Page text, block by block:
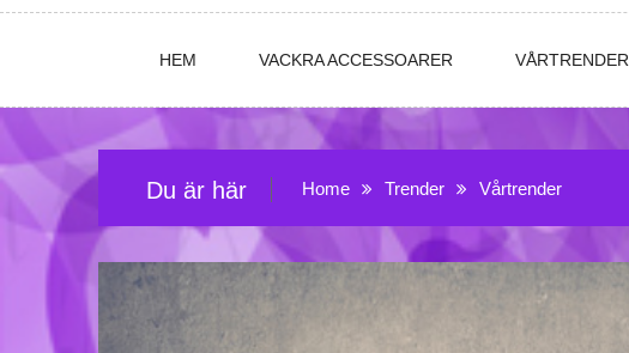
HEM VACKRA ACCESSOARER VÅRTRENDER
Du är här Home Trender Vårtrender